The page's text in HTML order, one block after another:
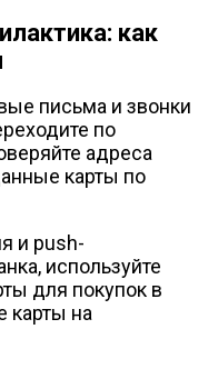
как
письма и звонки
по
адреса
карты по
и push-
используйте
для покупок в
карты на